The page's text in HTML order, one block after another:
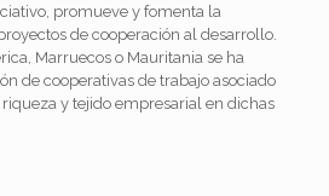
promueve y fomenta la
de cooperación al desarrollo.
Marruecos o Mauritania se ha
de cooperativas de trabajo asociado
y tejido empresarial en dichas